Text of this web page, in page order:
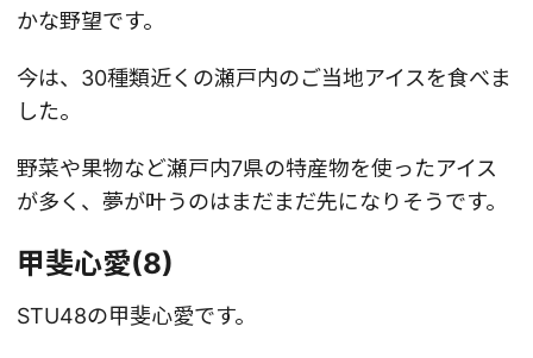
かな野望です。
今は、30種類近くの瀬戸内のご当地アイスを食べま
した。
野菜や果物など瀬戸内7県の特産物を使ったアイス
が多く、夢が叶うのはまだまだ先になりそうです。
甲斐心愛(8)
STU48の甲斐心愛です。